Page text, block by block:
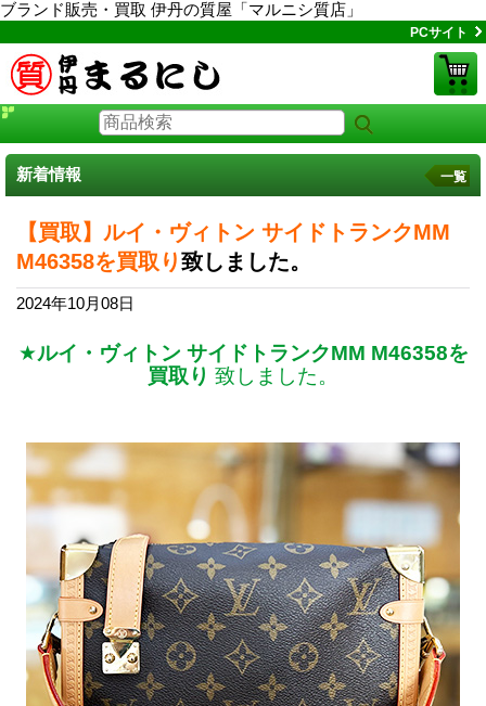
ブランド販売・買取 伊丹の質屋「マルニシ質店」
PCサイト
新着情報 一覧
【買取】ルイ・ヴィトン サイドトランクMM
M46358を買取り致しました。
2024年10月08日
★ルイ・ヴィトン サイドトランクMM M46358を
買取り 致しました。